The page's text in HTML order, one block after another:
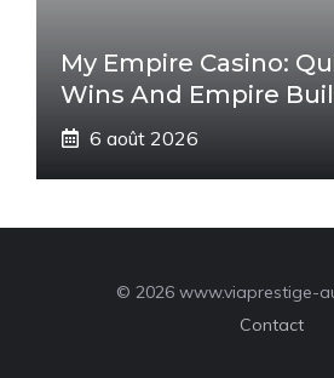
My Empire Casino:
Wins And Empire
6 août 2026
© 2026 www.viaprestige-
Contact